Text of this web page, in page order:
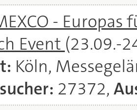
-
Event (23.09.-
Köln,
27372,